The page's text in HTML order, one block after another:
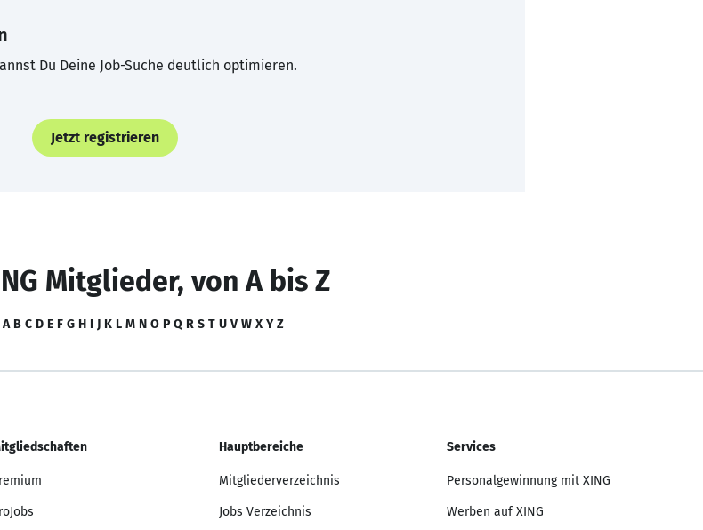
Du Deine Job-Suche deutlich optimieren.
Jetzt registrieren
Mitglieder, von A bis Z
A B C D E F G H I J K L M N O P Q R S T U V W X Y Z
Hauptbereiche
Mitgliederverzeichnis
Jobs Verzeichnis
Services
Personalgewinnung mit XING
Werben auf XING